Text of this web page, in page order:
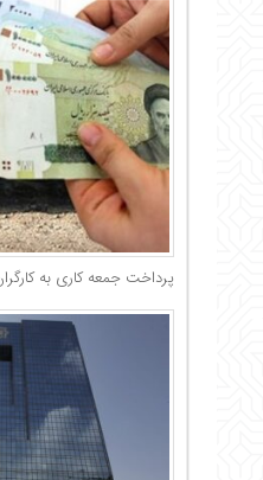
پرداخت جمعه کاری به